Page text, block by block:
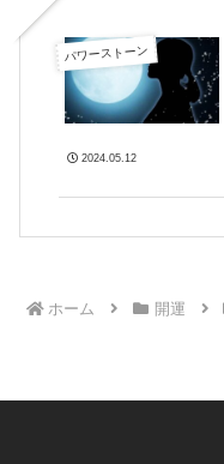
パワーストーン
2024.05.12
ホーム 開運